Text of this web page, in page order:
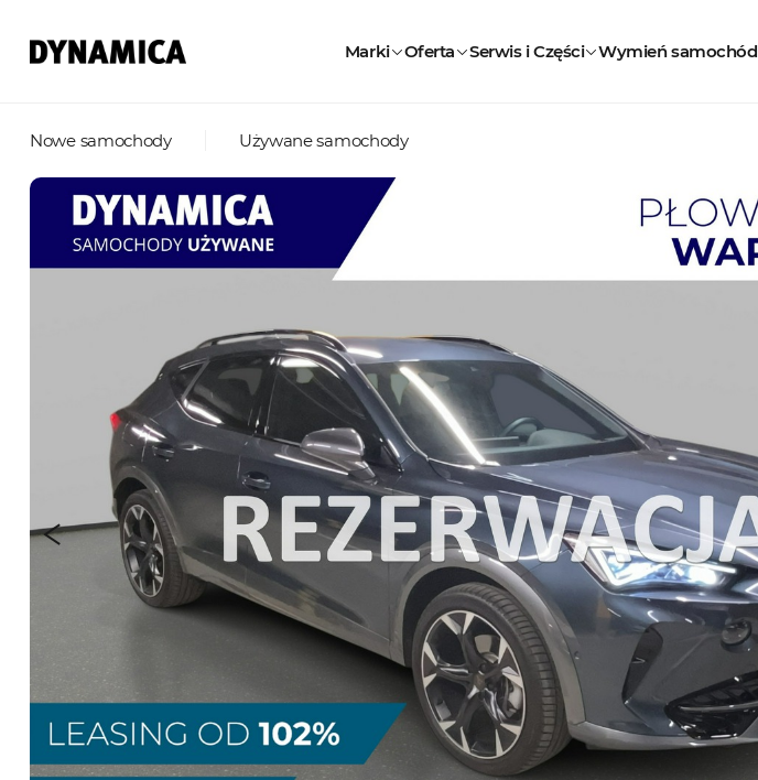
Marki Oferta Serwis i Części Wymień samochód
Nowe samochody Używane samochody